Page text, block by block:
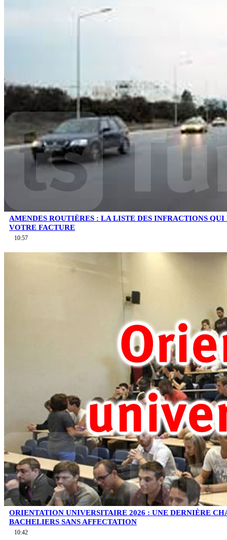
AMENDES ROUTIÈRES : LA LISTE DES INFRACTIONS
VOTRE FACTURE
10:57
ORIENTATION UNIVERSITAIRE 2026 : UNE DERNIÈRE
BACHELIERS SANS AFFECTATION
10:42